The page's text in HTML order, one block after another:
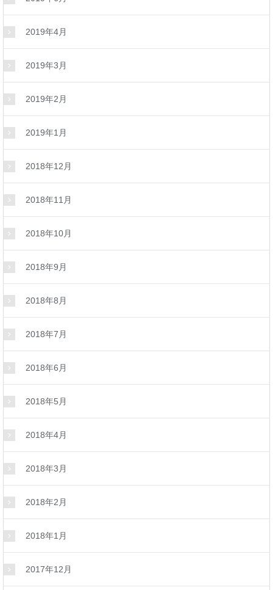
2019年4月
2019年3月
2019年2月
2019年1月
2018年12月
2018年11月
2018年10月
2018年9月
2018年8月
2018年7月
2018年6月
2018年5月
2018年4月
2018年3月
2018年2月
2018年1月
2017年12月